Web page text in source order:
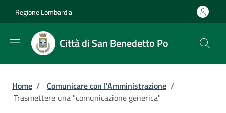
Regione Lombardia
Città di San Benedetto Po
Briciole di pane
Home / Comunicare con l'Amministrazione /
Trasmettere una "comunicazione generica"